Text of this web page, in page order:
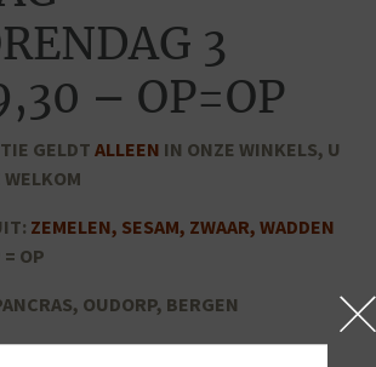
3
– OP=OP
GELDT ALLEEN IN ONZE WINKELS, U
ZEMELEN, SESAM, ZWAAR, WADDEN
OP
OUDORP, BERGEN
– DE LAAT, N.G. PIERSONSTRAAT,